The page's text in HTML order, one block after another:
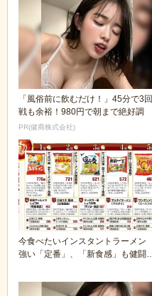
「風俗前に飲むだけ！」45分で3回
戦も余裕！980円で朝まで絶好調
PR(健商株式会社)
今食べたいインスタントラーメン
強い「定番」、「新食感」も健闘